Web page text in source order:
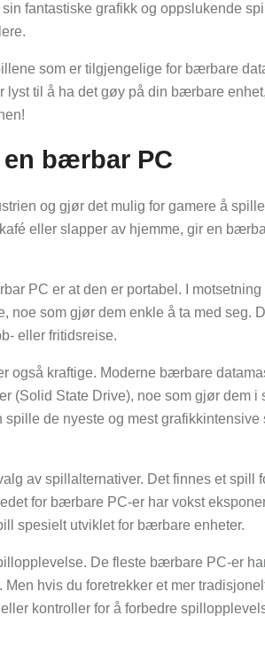
fantastiske grafikk og oppslukende
som er tilgjengelige for bærbare
til å ha det gøy på din bærbare
bærbar PC
og gjør det mulig for gamere å
eller slapper av hjemme, gir en
PC er at den er portabel. I
som gjør dem enkle å ta med seg.
eller fritidsreise.
kraftige. Moderne bærbare
(Solid State Drive), noe som gjør dem i
de nyeste og mest
av spillalternativer. Det finnes et spill
for bærbare PC-er har vokst
spesielt utviklet for bærbare enheter.
De fleste bærbare PC-er
hvis du foretrekker et mer
kontroller for å forbedre